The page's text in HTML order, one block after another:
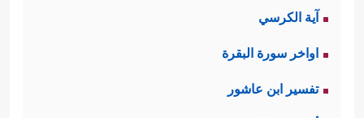
آية الكرسي
اواخر سورة البقرة
تفسير ابن عاشور